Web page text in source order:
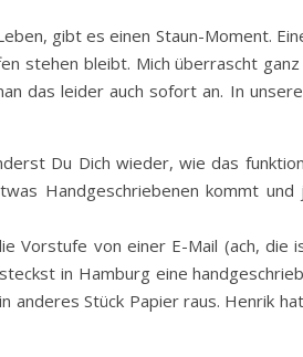
gibt es einen Staun-Moment.
stehen bleibt. Mich überrascht
das leider auch sofort an. In
Du Dich wieder, wie das
Handgeschriebenen kommt
Vorstufe von einer E-Mail (ach,
in Hamburg eine
anderes Stück Papier raus. Henrik